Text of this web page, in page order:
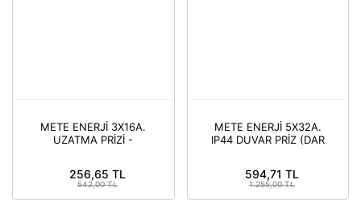
METE ENERJİ 3X16A.
UZATMA PRİZİ -
256,65 TL
542,00 TL
METE ENERJİ 5X32A.
IP44 DUVAR PRİZ (DAR
594,71 TL
1.255,00 TL